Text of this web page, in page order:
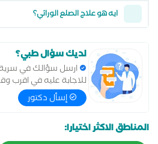
ايه هو علاج الصلع الوراثي؟
لديك سؤال طبي؟
ارسل سؤالك في
للاجابة عليه في اقرب
إسأل دكتور
المناطق الاكثر اختيارا: